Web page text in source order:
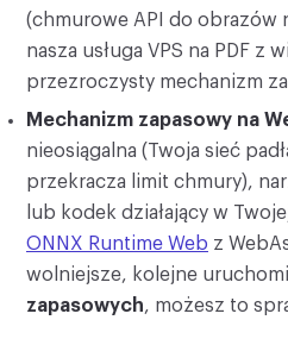
(chmurowe API do obrazów
nasza usługa VPS na PDF
przezroczysty mechanizm
Mechanizm zapasowy na
nieosiągalna (Twoja sieć
przekracza limit chmury),
lub kodek działający w
ONNX Runtime Web z
wolniejsze, kolejne
zapasowych, możesz to